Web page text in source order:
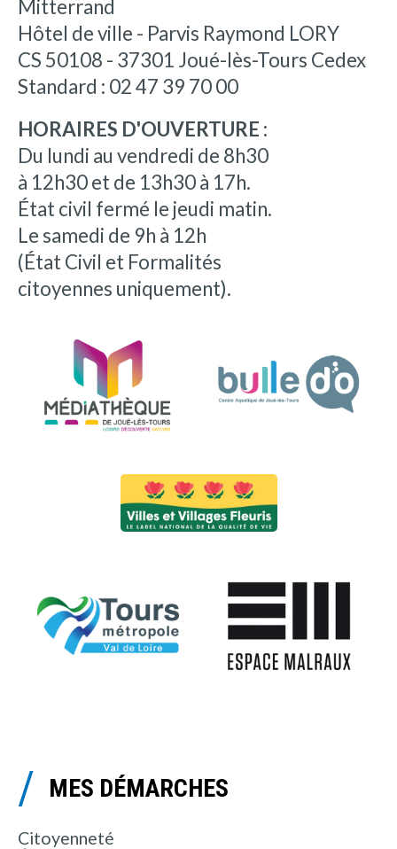
Mitterrand
Hôtel de ville - Parvis Raymond LORY
CS 50108 - 37301 Joué-lès-Tours Cedex
Standard : 02 47 39 70 00
HORAIRES D'OUVERTURE :
Du lundi au vendredi de 8h30
à 12h30 et de 13h30 à 17h.
État civil fermé le jeudi matin.
Le samedi de 9h à 12h
(État Civil et Formalités
citoyennes uniquement).
MES DÉMARCHES
Citoyenneté